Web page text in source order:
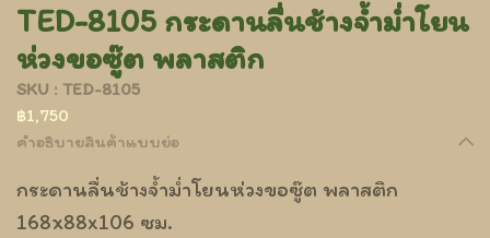
TED-8105 กระดานลื่นช้างจ้ำม่ำโยน
ห่วงขอซู๊ต พลาสติก
SKU : TED-8105
฿1,750
คำอธิบายสินค้าแบบย่อ
กระดานลื่นช้างจ้ำม่ำโยนห่วงขอซู๊ต พลาสติก
168x88x106 ซม.